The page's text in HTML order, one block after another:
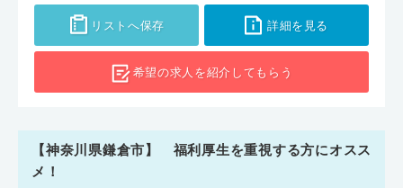
リストへ保存 詳細を見る
希望の求人を紹介してもらう
【神奈川県鎌倉市】 福利厚生を重視する方にオスス
メ！